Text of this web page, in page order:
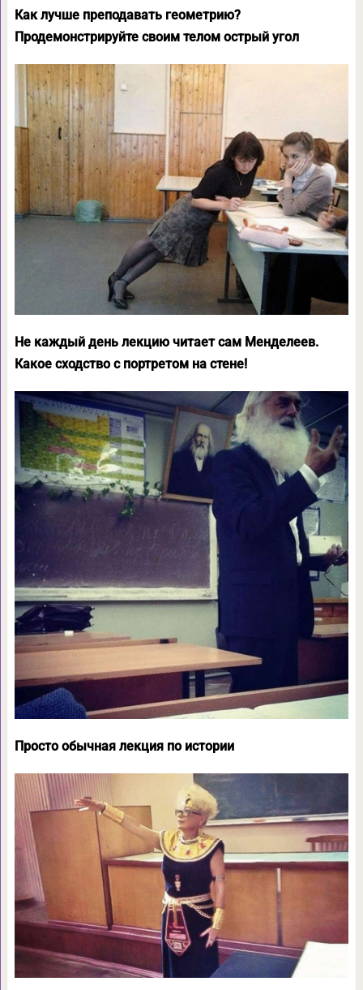
Как лучше преподавать геометрию?
Продемонстрируйте своим телом острый угол
Не каждый день лекцию читает сам Менделеев.
Какое сходство с портретом на стене!
Просто обычная лекция по истории